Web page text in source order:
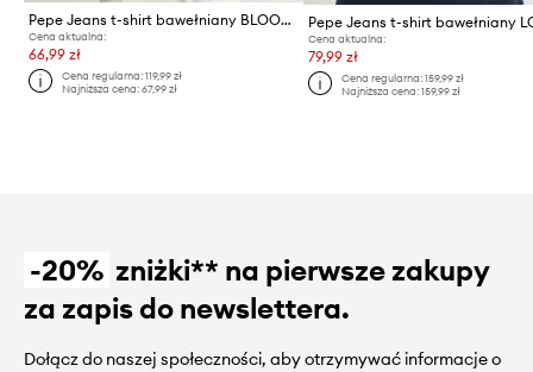
Pepe Jeans t-shirt bawełniany BLOOMA
Cena aktualna:
66,99 zł
Cena regularna:119,99 zł
Najniższa cena:67,99 zł
Cena aktualna:
79,99 zł
Cena regularna: 159,99 zł
Najniższa cena: 159,99 zł
-20% zniżki** na pierwsze zakupy
za zapis do newslettera.
Dołącz do naszej społeczności, aby otrzymywać informacje o